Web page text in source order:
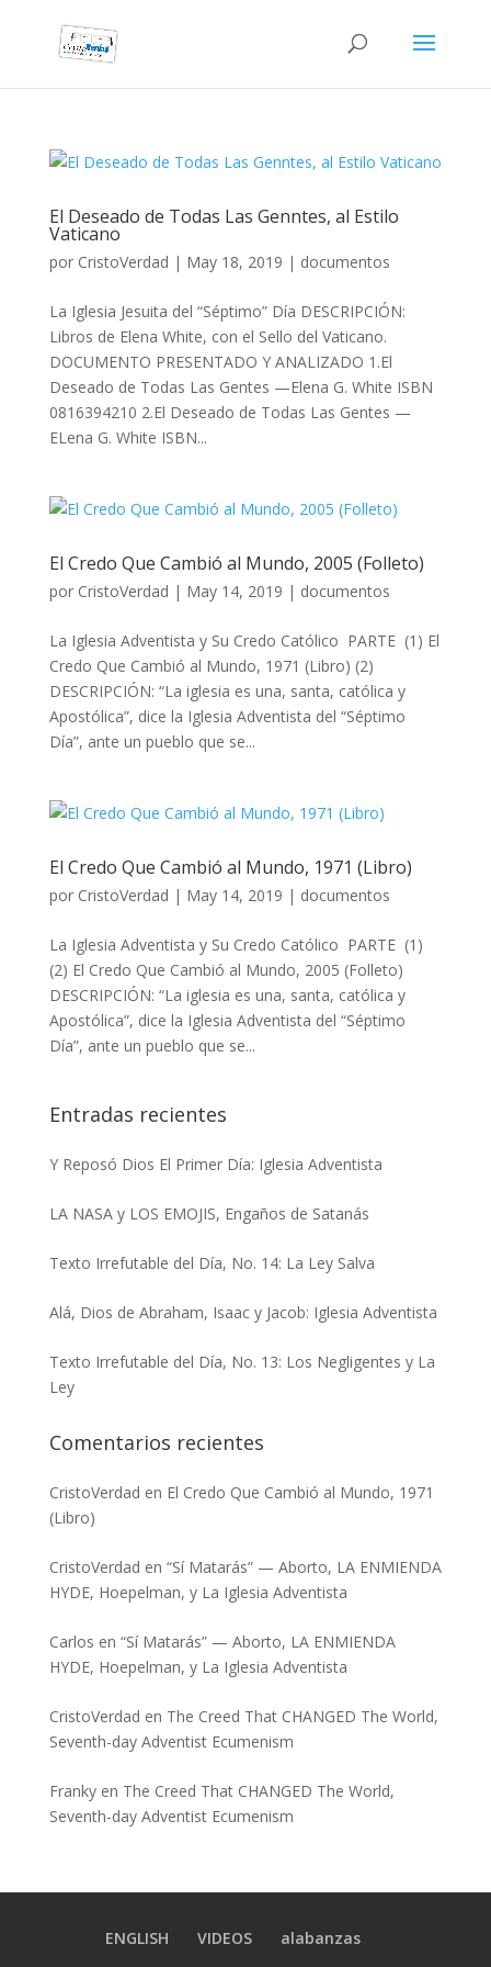
El Deseado de Todas Las Genntes, al Estilo
Vaticano
por CristoVerdad | May 18, 2019 | documentos
La Iglesia Jesuita del “Séptimo” Día DESCRIPCIÓN:
Libros de Elena White, con el Sello del Vaticano.
DOCUMENTO PRESENTADO Y ANALIZADO 1.El
Deseado de Todas Las Gentes —Elena G. White ISBN
0816394210 2.El Deseado de Todas Las Gentes —
ELena G. White ISBN...
El Credo Que Cambió al Mundo, 2005 (Folleto)
por CristoVerdad | May 14, 2019 | documentos
La Iglesia Adventista y Su Credo Católico PARTE (1) El
Credo Que Cambió al Mundo, 1971 (Libro) (2)
DESCRIPCIÓN: “La iglesia es una, santa, católica y
Apostólica”, dice la Iglesia Adventista del “Séptimo
Día”, ante un pueblo que se...
El Credo Que Cambió al Mundo, 1971 (Libro)
por CristoVerdad | May 14, 2019 | documentos
La Iglesia Adventista y Su Credo Católico PARTE (1)
(2) El Credo Que Cambió al Mundo, 2005 (Folleto)
DESCRIPCIÓN: “La iglesia es una, santa, católica y
Apostólica”, dice la Iglesia Adventista del “Séptimo
Día”, ante un pueblo que se...
Entradas recientes
Y Reposó Dios El Primer Día: Iglesia Adventista
LA NASA y LOS EMOJIS, Engaños de Satanás
Texto Irrefutable del Día, No. 14: La Ley Salva
Alá, Dios de Abraham, Isaac y Jacob: Iglesia Adventista
Texto Irrefutable del Día, No. 13: Los Negligentes y La
Ley
Comentarios recientes
CristoVerdad en El Credo Que Cambió al Mundo, 1971
(Libro)
CristoVerdad en “Sí Matarás” — Aborto, LA ENMIENDA
HYDE, Hoepelman, y La Iglesia Adventista
Carlos en “Sí Matarás” — Aborto, LA ENMIENDA
HYDE, Hoepelman, y La Iglesia Adventista
CristoVerdad en The Creed That CHANGED The World,
Seventh-day Adventist Ecumenism
Frankyen The Creed That CHANGED The World,
Seventh-day Adventist Ecumenism
ENGLISH VIDEOS alabanzas